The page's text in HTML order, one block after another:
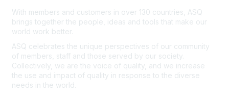
With members and customers in over 130 countries, ASQ
brings together the people, ideas and tools that make our
world work better.
ASQ celebrates the unique perspectives of our community
of members, staff and those served by our society.
Collectively, we are the voice of quality, and we increase
the use and impact of quality in response to the diverse
needs in the world.